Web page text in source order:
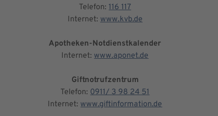
Telefon:116 117
Internet: www.kvb.de
Apotheken-Notdienstkalender
Internet: www.aponet.de
Giftnotrufzentrum
Telefon: 0911/ 3 98 24 51
Internet: www.giftinformation.de